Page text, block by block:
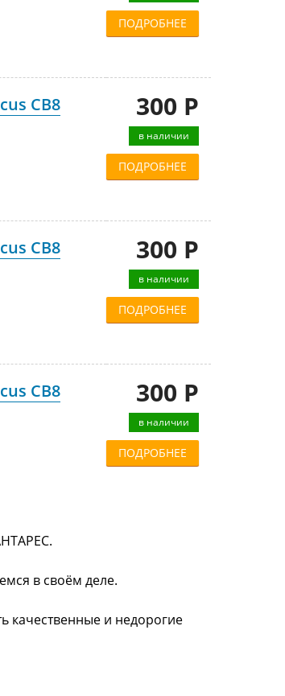
ПОДРОБНЕЕ
CB8
300 Р
в наличии
ПОДРОБНЕЕ
CB8
300 Р
в наличии
ПОДРОБНЕЕ
CB8
300 Р
в наличии
ПОДРОБНЕЕ
в своём деле.
качественные и недорогие